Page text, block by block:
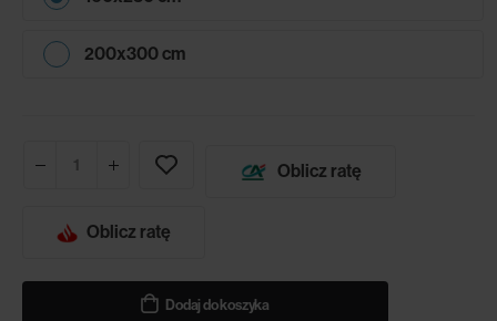
200x300 cm
Oblicz ratę
Oblicz ratę
Dodaj do koszyka